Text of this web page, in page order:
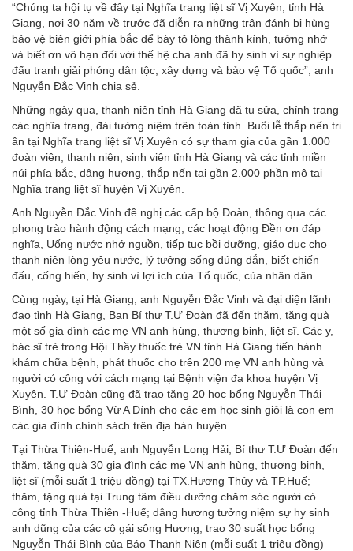
“Chúng ta hội tụ về đây tại Nghĩa trang liệt sĩ Vị Xuyên, tỉnh Hà
Giang, nơi 30 năm về trước đã diễn ra những trận đánh bi hùng
bảo vệ biên giới phía bắc để bày tỏ lòng thành kính, tưởng nhớ
và biết ơn vô hạn đối với thế hệ cha anh đã hy sinh vì sự nghiệp
đấu tranh giải phóng dân tộc, xây dựng và bảo vệ Tổ quốc”, anh
Nguyễn Đắc Vinh chia sẻ.
Những ngày qua, thanh niên tỉnh Hà Giang đã tu sửa, chỉnh trang
các nghĩa trang, đài tưởng niệm trên toàn tỉnh. Buổi lễ thắp nến tri
ân tại Nghĩa trang liệt sĩ Vị Xuyên có sự tham gia của gần 1.000
đoàn viên, thanh niên, sinh viên tỉnh Hà Giang và các tỉnh miền
núi phía bắc, dâng hương, thắp nến tại gần 2.000 phần mộ tại
Nghĩa trang liệt sĩ huyện Vị Xuyên.
Anh Nguyễn Đắc Vinh đề nghị các cấp bộ Đoàn, thông qua các
phong trào hành động cách mạng, các hoạt động Đền ơn đáp
nghĩa, Uống nước nhớ nguồn, tiếp tục bồi dưỡng, giáo dục cho
thanh niên lòng yêu nước, lý tưởng sống đúng đắn, biết chiến
đấu, cống hiến, hy sinh vì lợi ích của Tổ quốc, của nhân dân.
Cùng ngày, tại Hà Giang, anh Nguyễn Đắc Vinh và đại diện lãnh
đạo tỉnh Hà Giang, Ban Bí thư T.Ư Đoàn đã đến thăm, tặng quà
một số gia đình các mẹ VN anh hùng, thương binh, liệt sĩ. Các y,
bác sĩ trẻ trong Hội Thầy thuốc trẻ VN tỉnh Hà Giang tiến hành
khám chữa bệnh, phát thuốc cho trên 200 mẹ VN anh hùng và
người có công với cách mạng tại Bệnh viện đa khoa huyện Vị
Xuyên. T.Ư Đoàn cũng đã trao tặng 20 học bổng Nguyễn Thái
Bình, 30 học bổng Vừ A Dính cho các em học sinh giỏi là con em
các gia đình chính sách trên địa bàn huyện.
Tại Thừa Thiên-Huế, anh Nguyễn Long Hải, Bí thư T.Ư Đoàn đến
thăm, tặng quà 30 gia đình các mẹ VN anh hùng, thương binh,
liệt sĩ (mỗi suất 1 triệu đồng) tại TX.Hương Thủy và TP.Huế;
thăm, tặng quà tại Trung tâm điều dưỡng chăm sóc người có
công tỉnh Thừa Thiên -Huế; dâng hương tưởng niệm sự hy sinh
anh dũng của các cô gái sông Hương; trao 30 suất học bổng
Nguyễn Thái Bình của Báo Thanh Niên (mỗi suất 1 triệu đồng)